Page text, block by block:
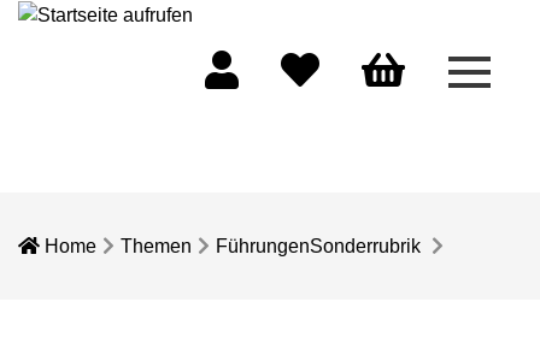
Menü
Home Themen FührungenSonderrubrik